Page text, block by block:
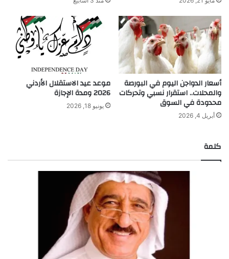
أسعار الدواجن اليوم في البورصة
والمحلات.. استقرار نسبي وتحركات
محدودة في السوق
أبريل 4, 2026
موعد عيد الاستقلال الأردني
2026 ومدة الإجازة
يونيو 18, 2026
كلمة